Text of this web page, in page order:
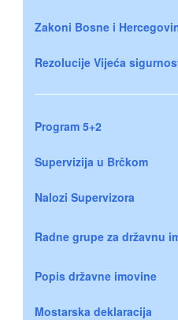
Zakoni Bosne i
Rezolucije Vijeća
Program 5+2
Supervizija u Brčkom
Nalozi Supervizora
Radne grupe za državnu
Popis državne imovine
Mostarska deklaracija